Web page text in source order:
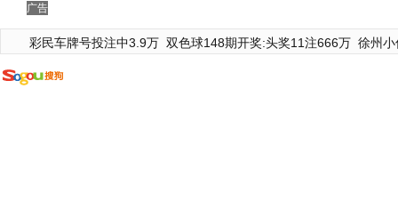
广告
彩民车牌号投注中3.9万 双色球148期开奖:头奖11注666万 徐州